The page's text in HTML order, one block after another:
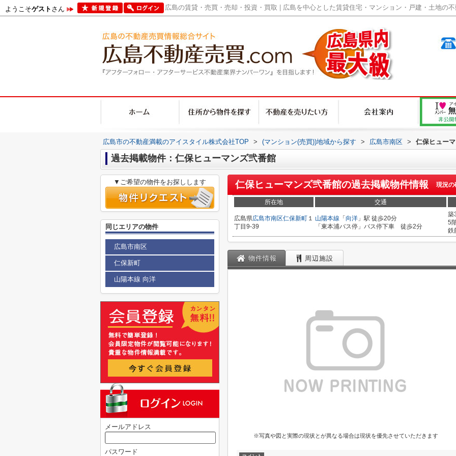
ようこそゲストさん 広島の賃貸・売買・売却・投資・買取 | 広島を中心とした賃貸住宅・マンション・戸建・土地の
広島市の不動産満載のアイスタイル株式会社TOP > (マンション(売買))地域から探す > 広島市南区 > 仁保ヒュー
過去掲載物件：仁保ヒューマンズ弐番館
仁保ヒューマンズ弐番館の過去掲載物件情報 現況の
所在地 交通
広島県広島市南区仁保新町 １
丁目9-39
山陽本線 「 向洋 」駅 徒歩20分
「東本浦バス停」バス停下車 徒歩2分
築
5
鉄
物件情報 周辺施設
※写真や図と実際の現状とが異なる場合は現状を優先させていただきます
▼ご希望の物件をお探しします
同じエリアの物件
広島市南区
仁保新町
山陽本線 向洋
メールアドレス
パスワード